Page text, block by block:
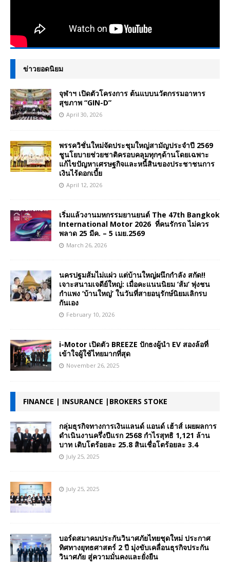
ข่าวยอดนิยม
จุฬาฯ เปิดตัวโครงการ ต้นแบบนวัตกรรมอาหาร
สุขภาพ “GIN-D”
April 30, 2026
พรรควิชั่นใหม่จัดประชุมใหญ่สามัญประจำปี 2569
ชูนโยบายช่วยชาติครอบคลุมทุกๆด้านโดยเฉพาะ
แก้ไขปัญหาเศรษฐกิจและหนี้สินของประชาชนการ
เงินไร้ดอกเบี้ย
April 12, 2026
เริ่มแล้วงานมหกรรมยานยนต์ The 47th Bangkok
International Motor 2026 ที่คนรักรถ ไม่ควร
พลาด 25 มีค. – 5 เมย.2569
March 26, 2026
นครปฐมส้มไม่แผ่ว แต่บ้านใหญ่ผนึกกำลัง สกัด!!
เจาะสนามเจดีย์ใหญ่: เมื่อคะแนนนิยม ‘ส้ม’ พุ่งชน
กำแพง ‘บ้านใหญ่’ ในวันที่สายอนุรักษ์นิยมเลิกรบ
กันเอง
February 10, 2026
i-Motor เปิดตัว BREEZE ปักธงผู้นำ EV สองล้อที่
เข้าใจผู้ใช้ไทยมากที่สุด
November 26, 2025
FINANCE | INSURANCE |BROKERS STOKE
กลุ่มธุรกิจทางการเงินแลนด์ แอนด์ เฮ้าส์ เผยผลการ
ดำเนินงานครึ่งปีแรก 2568 กำไรสุทธิ 1,121 ล้าน
บาท เติบโตร้อยละ 25.8 สินเชื่อโตร้อยละ 3.4
July 25, 2025
July 25, 2025
บอร์ดสมาคมประกันวินาศภัยไทยชุดใหม่ ประกาศ
ทิศทางยุทธศาสตร์ 2 ปี มุ่งขับเคลื่อนธุรกิจประกัน
วินาศภัย สู่ความมั่นคงและยั่งยืน